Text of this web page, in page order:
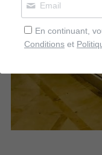
En continuant,
Conditions et